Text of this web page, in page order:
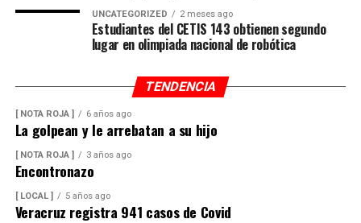
UNCATEGORIZED 2 meses ago
Estudiantes del CETIS 143 obtienen segundo
lugar en olimpiada nacional de robótica
TENDENCIA
[ NOTA ROJA ] 6 años ago
La golpean y le arrebatan a su hijo
[ NOTA ROJA ] 3 años ago
Encontronazo
[ LOCAL ] 5 años ago
Veracruz registra 941 casos de Covid